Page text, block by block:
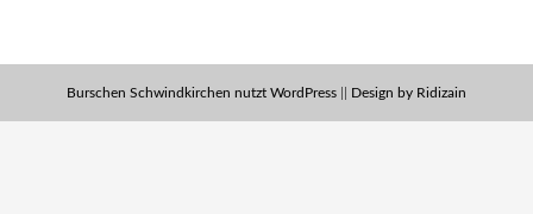
Burschen Schwindkirchen nutzt WordPress Design by Ridizain